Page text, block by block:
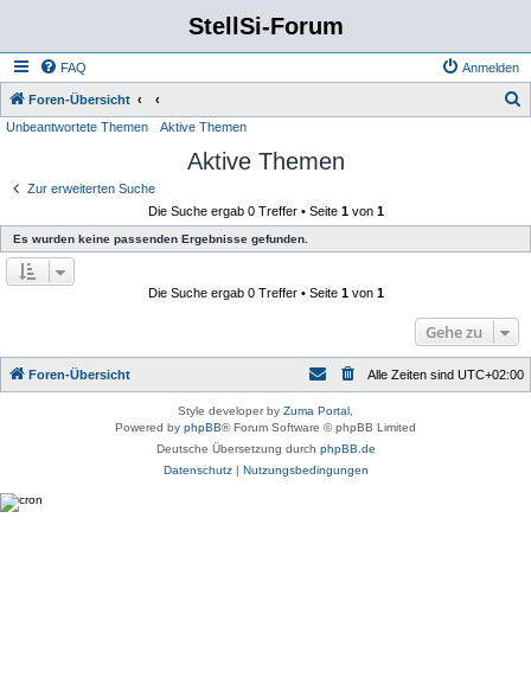
StellSi-Forum
FAQ Anmelden
Foren-Übersicht
Unbeantwortete Themen Aktive Themen
Aktive Themen
Zur erweiterten Suche
Die Suche ergab 0 Treffer • Seite 1von 1
Es wurden keine passenden Ergebnisse gefunden.
Die Suche ergab 0 Treffer • Seite 1von 1
Gehe zu
Foren-Übersicht Alle Zeiten sind UTC+02:00
Style developer by Zuma Portal
Powered by phpBB® Forum Software © phpBB Limited
Deutsche Übersetzung durch phpBB.de
Datenschutz| Nutzungsbedingungen